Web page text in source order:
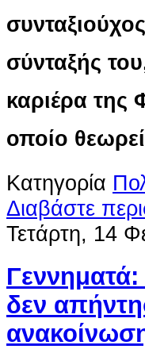
σύνταξής
καριέρα της
οποίο
Κατηγορία
Διαβάστε
Τετάρτη, 14
δεν